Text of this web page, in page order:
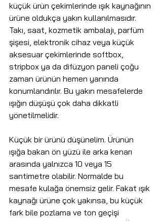
küçük ürün çekimlerinde ışık kaynağının
ürüne oldukça yakın kullanılmasıdır.
Takı, saat, kozmetik ambalajı, parfüm
şişesi, elektronik cihaz veya küçük
aksesuar çekimlerinde softbox,
stripbox ya da difüzyon paneli çoğu
zaman ürünün hemen yanında
konumlandırılır. Bu yakın mesafelerde
ışığın düşüşü çok daha dikkatli
yönetilmelidir.
Küçük bir ürünü düşünelim. Ürünün
ışığa bakan ön yüzü ile arka kenarı
arasında yalnızca 10 veya 15
santimetre olabilir. Normalde bu
mesafe kulağa önemsiz gelir. Fakat ışık
kaynağı ürüne çok yakınsa, bu küçük
fark bile pozlama ve ton geçişi